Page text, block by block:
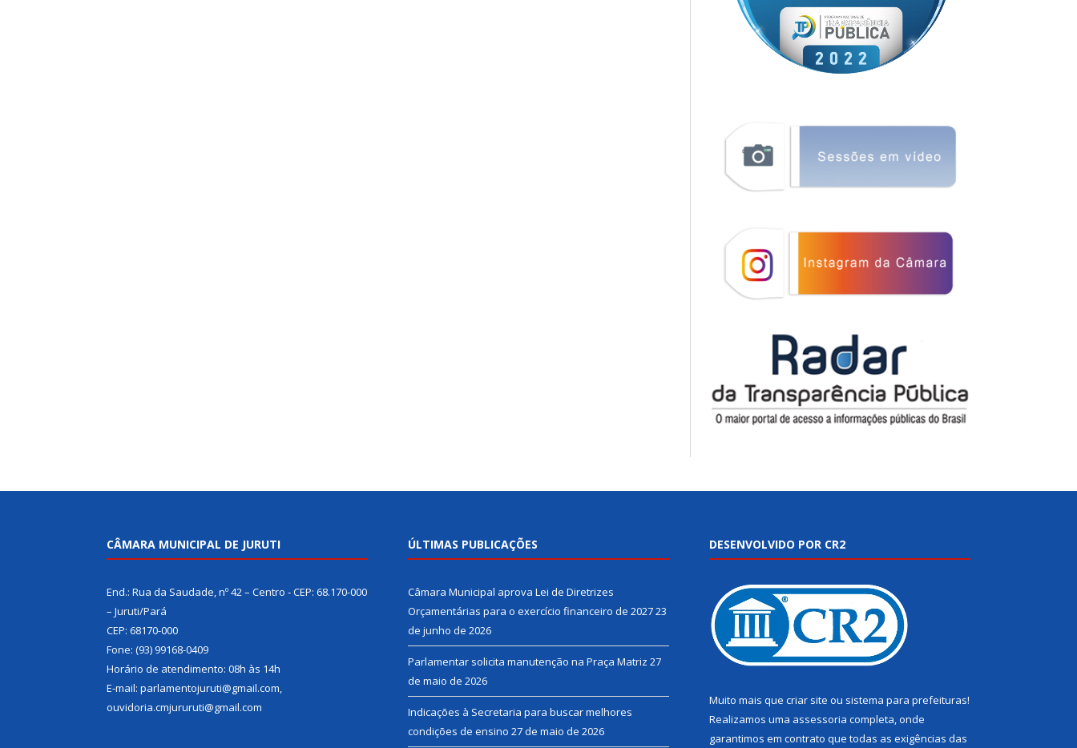
CÂMARA MUNICIPAL DE JURUTI
End.: Rua da Saudade, nº 42 – Centro - CEP: 68.170-000
– Juruti/Pará
CEP: 68170-000
Fone: (93) 99168-0409
Horário de atendimento: 08h às 14h
E-mail: parlamentojuruti@gmail.com,
ouvidoria.cmjururuti@gmail.com
ÚLTIMAS PUBLICAÇÕES
Câmara Municipal aprova Lei de Diretrizes
Orçamentárias para o exercício financeiro de 202723
de junho de 2026
Parlamentar solicita manutenção na Praça Matriz 27
de maio de 2026
Indicações à Secretaria para buscar melhores
condições de ensino 27 de maio de 2026
DESENVOLVIDO POR CR2
Muito mais que criar site ou sistema para prefeituras!
Realizamos uma assessoria completa, onde
garantimos em contrato que todas as exigências das